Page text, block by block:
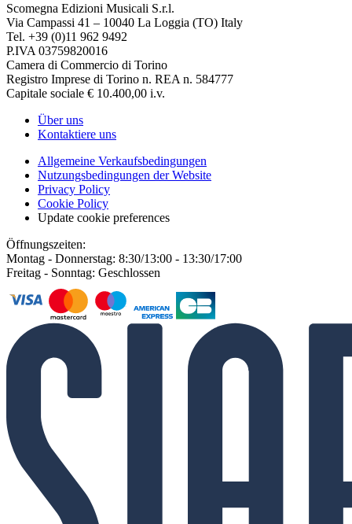
Scomegna Edizioni Musicali S.r.l.
Via Campassi 41 – 10040 La Loggia (TO) Italy
Tel. +39 (0)11 962 9492
P.IVA 03759820016
Camera di Commercio di Torino
Registro Imprese di Torino n. REA n. 584777
Capitale sociale € 10.400,00 i.v.
Über uns
Kontaktiere uns
Allgemeine Verkaufsbedingungen
Nutzungsbedingungen der Website
Privacy Policy
Cookie Policy
Update cookie preferences
Öffnungszeiten:
Montag - Donnerstag: 8:30/13:00 - 13:30/17:00
Freitag - Sonntag: Geschlossen